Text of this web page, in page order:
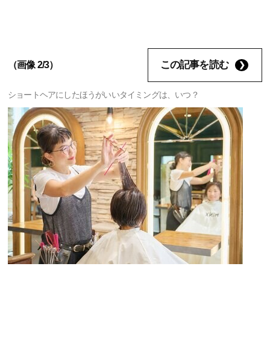
（画像 2/3） この記事を読む
ショートヘアにしたほうがいいタイミングは、いつ？